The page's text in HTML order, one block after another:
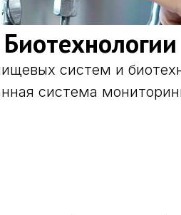
систем и
система